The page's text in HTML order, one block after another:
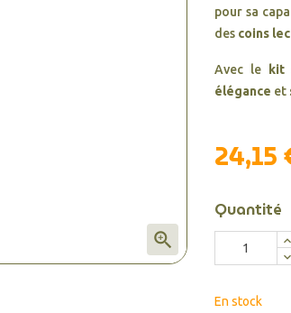

pour sa
des coins
Avec le kit
élégance et
24,15
Quantité
En stock